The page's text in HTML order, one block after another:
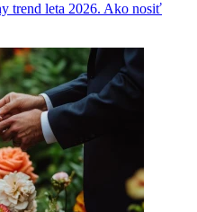
trend leta 2026. Ako nosiť